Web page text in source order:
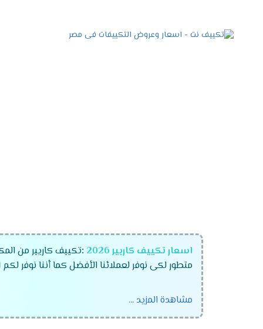
اسعار تكييف كاريير 2026 :تكييف كاريير من
متطور لكى نوفر لعملائنا الأفضل كما أننا نوفر
تكييف كاريير 1.5 حصان .
مشاهدة المزيد ...